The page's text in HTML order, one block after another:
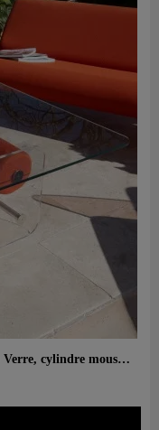
Table basse design XL MW – Plateau en Verre, cylindre mousse alvéolaire